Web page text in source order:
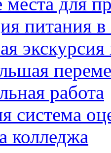
питания в
работа
система
колледжа